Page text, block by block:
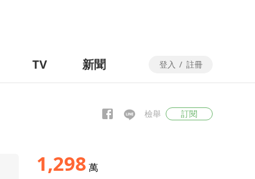
TV 新聞 登入 / 註冊
檢舉 訂閱
1,298 萬